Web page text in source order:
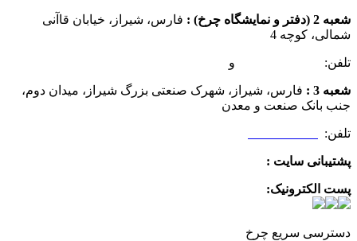
شعبه 2 (دفتر و نمایشگاه چرخ) :
فارس، شیراز، خیابان قاآنی
شمالی، کوچه 4
تلفن: و
شعبه 3 :
فارس، شیراز، شهرک صنعتی بزرگ شیراز، میدان دوم،
جنب بانک صنعت و معدن
تلفن:
پشتیبانی سایت :
پست الکترونیک:
دسترسی سریع چرخ